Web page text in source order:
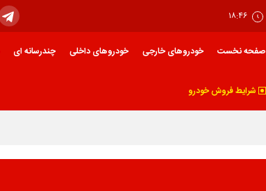
۱۸:۴۶
صفحه نخست خودروهای خارجی خودروهای داخلی چندرسانه ای
شرایط فروش خودرو